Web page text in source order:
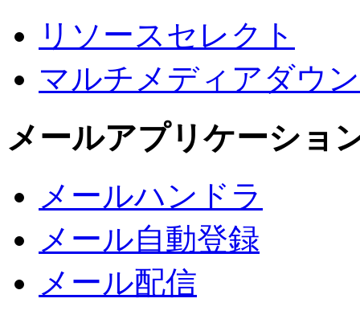
リソースセレクト
マルチメディアダウ
メールアプリケーショ
メールハンドラ
メール自動登録
メール配信